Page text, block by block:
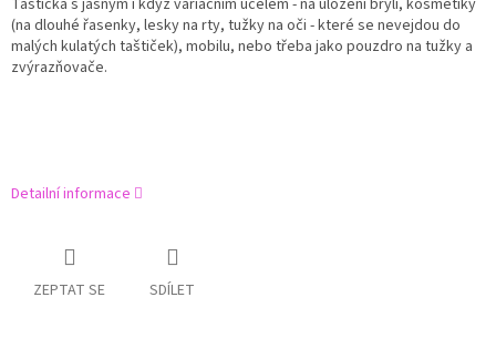
(na dlouhé řasenky, lesky na rty, tužky na oči - které se nevejdou do
malých kulatých taštiček), mobilu, nebo třeba jako pouzdro na tužky a
zvýrazňovače.
Detailní informace
ZEPTAT SE SDÍLET